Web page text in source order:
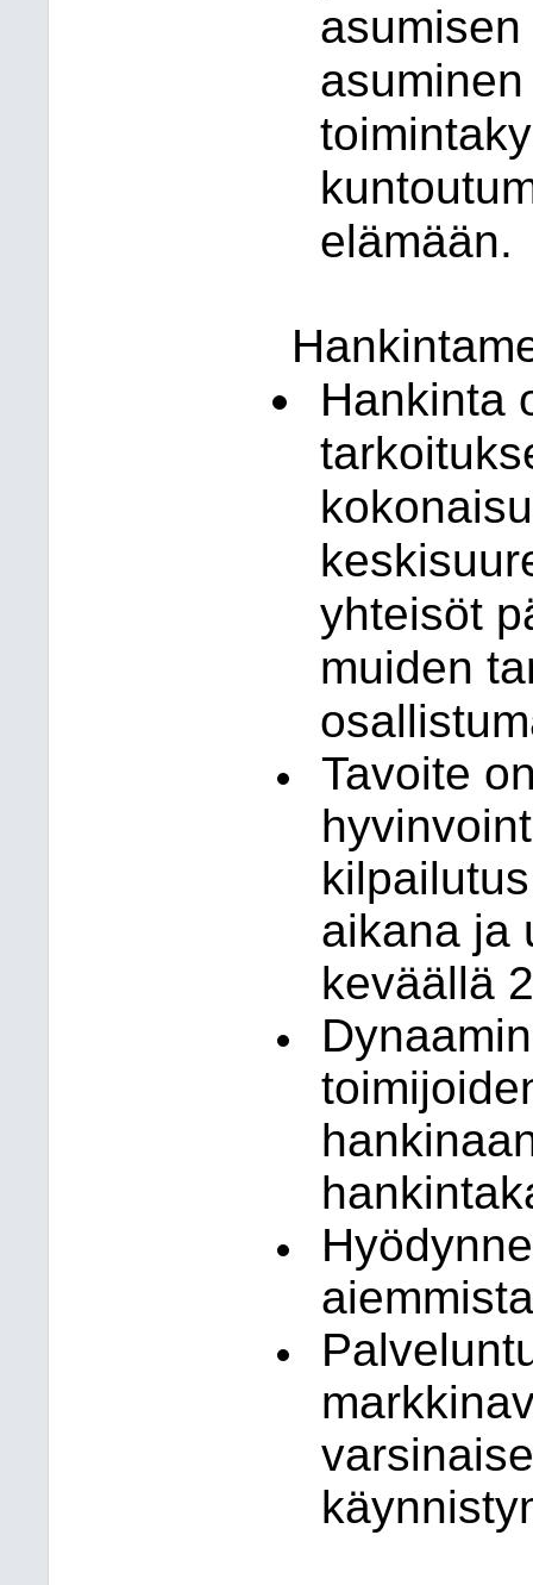
elämään.
Hankinta
yhteisöt
muiden
Tavoite
aikana ja
keväällä